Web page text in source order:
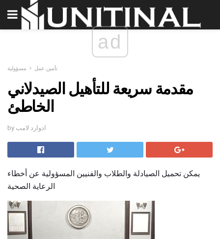
ad
تأمين عمل مسؤولية
مقدمة سريعة للتأهيل الصيدلاني
الخاطئ
by ادوارد لامب
يمكن تحميل الصيادلة والطلاب والفنيين المسؤولية عن أخطاء
الرعاية الصحية